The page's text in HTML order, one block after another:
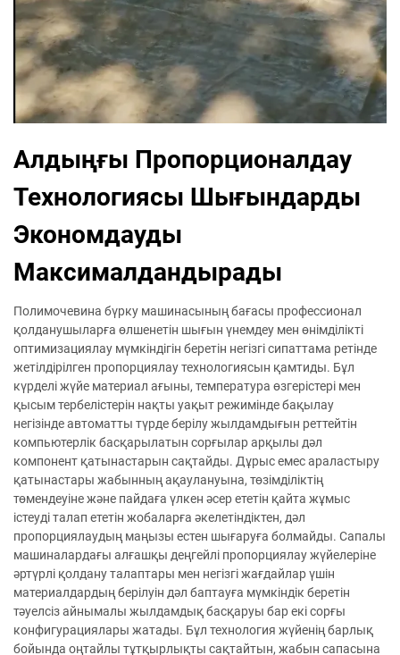
Алдыңғы Пропорционалдау
Технологиясы Шығындарды
Экономдауды
Максималдандырады
Полимочевина бүрку машинасының бағасы професcионал
қолданушыларға өлшенетін шығын үнемдеу мен өнімділікті
оптимизациялау мүмкіндігін беретін негізгі сипаттама ретінде
жетілдірілген пропорциялау технологиясын қамтиды. Бұл
күрделі жүйе материал ағыны, температура өзгерістері мен
қысым тербелістерін нақты уақыт режимінде бақылау
негізінде автоматты түрде берілу жылдамдығын реттейтін
компьютерлік басқарылатын сорғылар арқылы дәл
компонент қатынастарын сақтайды. Дұрыс емес араластыру
қатынастары жабынның ақаулануына, төзімділіктің
төмендеуіне және пайдаға үлкен әсер ететін қайта жұмыс
істеуді талап ететін жобаларға әкелетіндіктен, дәл
пропорциялаудың маңызы естен шығаруға болмайды. Сапалы
машиналардағы алғашқы деңгейлі пропорциялау жүйелеріне
әртүрлі қолдану талаптары мен негізгі жағдайлар үшін
материалдардың берілуін дәл баптауға мүмкіндік беретін
тәуелсіз айнымалы жылдамдық басқаруы бар екі сорғы
конфигурациялары жатады. Бұл технология жүйенің барлық
бойында оңтайлы тұтқырлықты сақтайтын, жабын сапасына